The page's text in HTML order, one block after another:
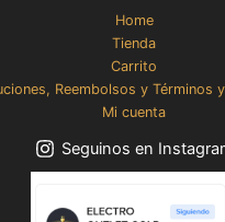
Home
Tienda
Carrito
Reembolsos y Términos
Mi cuenta
Seguinos en